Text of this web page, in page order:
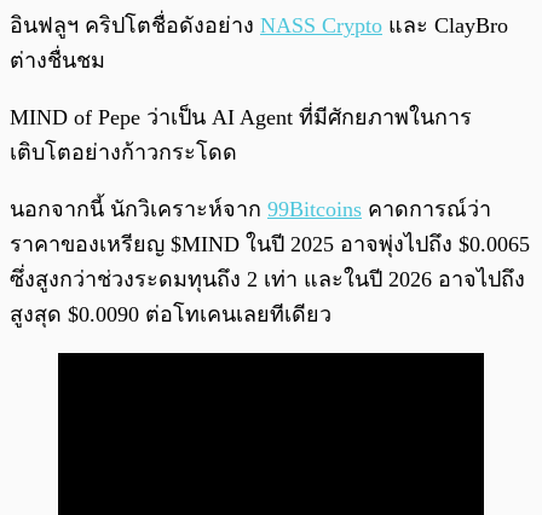
อินฟลูฯ คริปโตชื่อดังอย่าง NASS Crypto และ ClayBro
ต่างชื่นชม
MIND of Pepe ว่าเป็น AI Agent ที่มีศักยภาพในการ
เติบโตอย่างก้าวกระโดด
นอกจากนี้ นักวิเคราะห์จาก 99Bitcoins คาดการณ์ว่า
ราคาของเหรียญ $MIND ในปี 2025 อาจพุ่งไปถึง $0.0065
ซึ่งสูงกว่าช่วงระดมทุนถึง 2 เท่า และในปี 2026 อาจไปถึง
สูงสุด $0.0090 ต่อโทเคนเลยทีเดียว